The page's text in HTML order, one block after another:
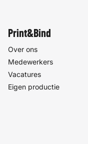
Print&Bind
Over ons
Medewerkers
Vacatures
Eigen productie